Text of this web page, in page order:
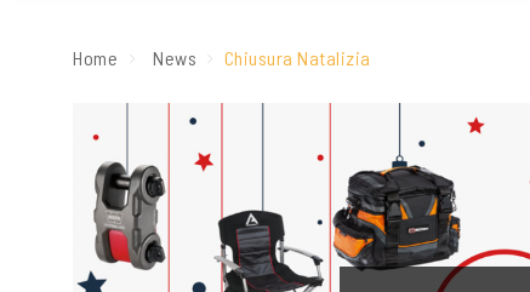
Home News Chiusura Natalizia